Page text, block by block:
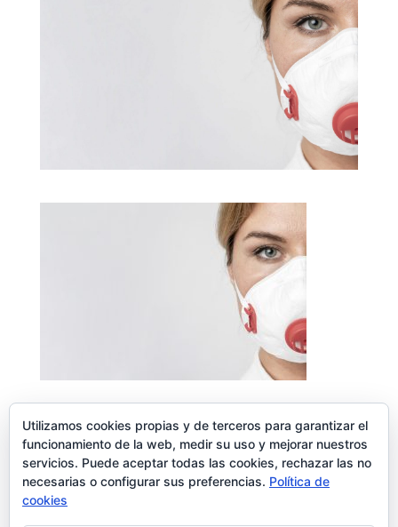
Enviar comentario
Lo siento, debes estar
Utilizamos cookies propias y de terceros para garantizar el
funcionamiento de la web, medir su uso y mejorar nuestros
servicios. Puede aceptar todas las cookies, rechazar las no
necesarias o configurar sus preferencias. Política de
cookies